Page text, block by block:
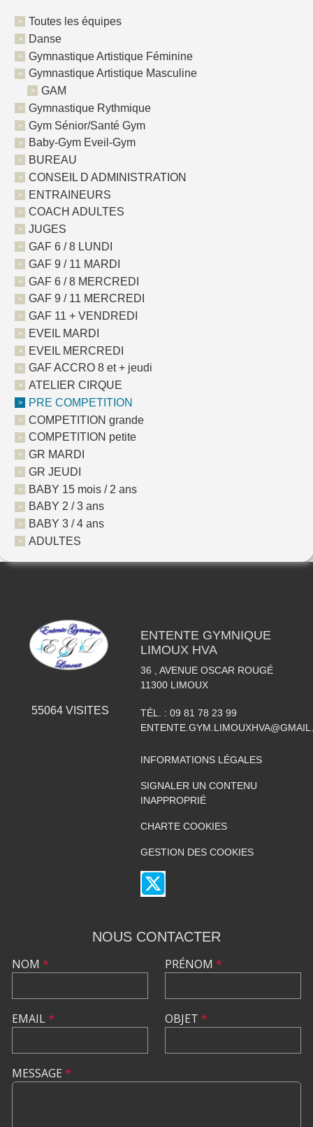
Toutes les équipes
Danse
Gymnastique Artistique Féminine
Gymnastique Artistique Masculine
GAM
Gymnastique Rythmique
Gym Sénior/Santé Gym
Baby-Gym Eveil-Gym
BUREAU
CONSEIL D ADMINISTRATION
ENTRAINEURS
COACH ADULTES
JUGES
GAF 6 / 8 LUNDI
GAF 9 / 11 MARDI
GAF 6 / 8 MERCREDI
GAF 9 / 11 MERCREDI
GAF 11 + VENDREDI
EVEIL MARDI
EVEIL MERCREDI
GAF ACCRO 8 et + jeudi
ATELIER CIRQUE
PRE COMPETITION
COMPETITION grande
COMPETITION petite
GR MARDI
GR JEUDI
BABY 15 mois / 2 ans
BABY 2 / 3 ans
BABY 3 / 4 ans
ADULTES
55064VISITES
ENTENTE GYMNIQUE
LIMOUX HVA
36 , AVENUE OSCAR ROUGÉ
11300 LIMOUX
TÉL. : 09 81 78 23 99
INFORMATIONS LÉGALES
SIGNALER UN CONTENU
INAPPROPRIÉ
CHARTE COOKIES
GESTION DES COOKIES
NOUS CONTACTER
NOM *
EMAIL*
PRÉNOM *
OBJET *
MESSAGE *